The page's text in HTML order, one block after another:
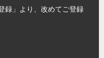
録」より、改めてご登録